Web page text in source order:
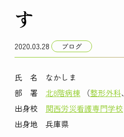
す
2020.03.28 ブログ
氏 名 なかしま
部 署 北8階病棟 （整形外科、
出身校 関西労災看護専門学校
出身地 兵庫県